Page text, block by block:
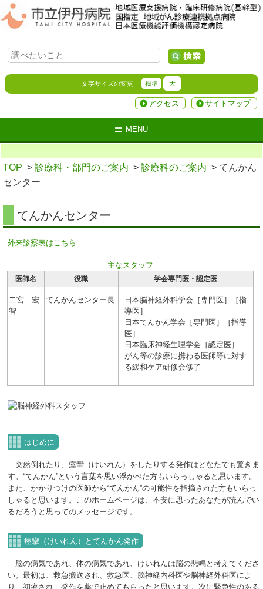
文字サイズの変更 標準 大
サイトマップ
アクセス
MENU
TOP > 診療科・部門のご案内 > 診療科のご案内 > てんかん
センター
てんかんセンター
外来診察表はこちら
主なスタッフ
医師名 役職 学会専門医・認定医
二宮 宏
智
てんかんセンター長
日本脳神経外科学会［専門医］［指
導医］
日本てんかん学会［専門医］［指導
医］
日本臨床神経生理学会［認定医］
がん等の診療に携わる医師等に対す
る緩和ケア研修会修了
はじめに
突然倒れたり、痙攣（けいれん）をしたりする発作はどなたでも驚きま
す。“てんかん”という言葉を思い浮かべた方もいらっしゃると思います。
また、かかりつけの医師から“てんかん”の可能性を指摘された方もいらっ
しゃると思います。このホームページは、不安に思ったあなたが読んでい
るだろうと思ってのメッセージです。
痙攣（けいれん）とてんかん発作
脳の病気であれ、体の病気であれ、けいれんは脳の悲鳴と考えてくださ
い。最初は、救急搬送され、救急医、脳神経内科医や脳神経外科医によ
り、初療され、発作を薬で止めてもらったと思います。次に緊急性のある